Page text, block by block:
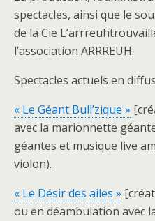
spectacles, ainsi que le
de la Cie
l’association ARRREUH.
Spectacles actuels en
« Le Géant Bull’zique »
avec la marionnette
géantes et musique live
violon).
« Le Désir des ailes »
ou en déambulation avec